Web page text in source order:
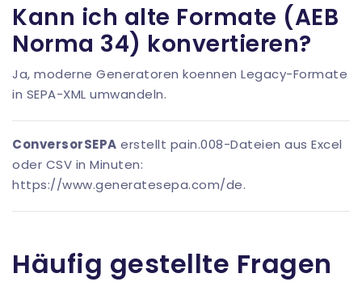
Kann ich alte Formate (AEB
Norma 34) konvertieren?
Ja, moderne Generatoren koennen Legacy-Formate
in SEPA-XML umwandeln.
ConversorSEPA erstellt pain.008-Dateien aus Excel
oder CSV in Minuten:
https://www.generatesepa.com/de.
Häufig gestellte Fragen